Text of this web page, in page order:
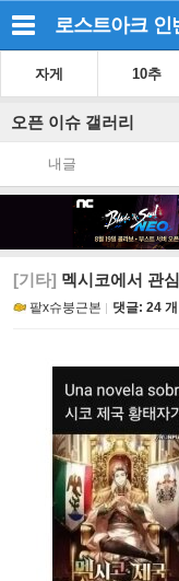
로스트아크 인
자게 10추
오픈 이슈 갤러리
내글
[기타] 멕시코에서 관
팥x슈붕근본 댓글: 24 개